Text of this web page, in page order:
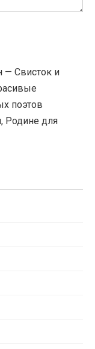
— Свисток и
поэтов
Родине для